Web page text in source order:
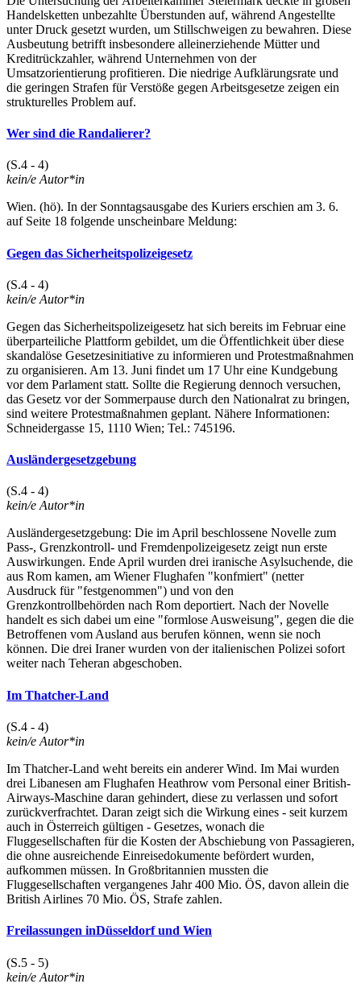
Handelsketten unbezahlte Überstunden auf, während Angestellte
unter Druck gesetzt wurden, um Stillschweigen zu bewahren. Diese
Ausbeutung betrifft insbesondere alleinerziehende Mütter und
Kreditrückzahler, während Unternehmen von der
Umsatzorientierung profitieren. Die niedrige Aufklärungsrate und
die geringen Strafen für Verstöße gegen Arbeitsgesetze zeigen ein
strukturelles Problem auf.
Wer sind die Randalierer?
(S.4 - 4)
kein/e Autor*in
Wien. (hö). In der Sonntagsausgabe des Kuriers erschien am 3. 6.
auf Seite 18 folgende unscheinbare Meldung:
Gegen das Sicherheitspolizeigesetz
(S.4 - 4)
kein/e Autor*in
Gegen das Sicherheitspolizeigesetz hat sich bereits im Februar eine
überparteiliche Plattform gebildet, um die Öffentlichkeit über diese
skandalöse Gesetzesinitiative zu informieren und Protestmaßnahmen
zu organisieren. Am 13. Juni findet um 17 Uhr eine Kundgebung
vor dem Parlament statt. Sollte die Regierung dennoch versuchen,
das Gesetz vor der Sommerpause durch den Nationalrat zu bringen,
sind weitere Protestmaßnahmen geplant. Nähere Informationen:
Schneidergasse 15, 1110 Wien; Tel.: 745196.
Ausländergesetzgebung
(S.4 - 4)
kein/e Autor*in
Ausländergesetzgebung: Die im April beschlossene Novelle zum
Pass-, Grenzkontroll- und Fremdenpolizeigesetz zeigt nun erste
Auswirkungen. Ende April wurden drei iranische Asylsuchende, die
aus Rom kamen, am Wiener Flughafen "konfmiert" (netter
Ausdruck für "festgenommen") und von den
Grenzkontrollbehörden nach Rom deportiert. Nach der Novelle
handelt es sich dabei um eine "formlose Ausweisung", gegen die die
Betroffenen vom Ausland aus berufen können, wenn sie noch
können. Die drei Iraner wurden von der italienischen Polizei sofort
weiter nach Teheran abgeschoben.
Im Thatcher-Land
(S.4 - 4)
kein/e Autor*in
Im Thatcher-Land weht bereits ein anderer Wind. Im Mai wurden
drei Libanesen am Flughafen Heathrow vom Personal einer British-
Airways-Maschine daran gehindert, diese zu verlassen und sofort
zurückverfrachtet. Daran zeigt sich die Wirkung eines - seit kurzem
auch in Österreich gültigen - Gesetzes, wonach die
Fluggesellschaften für die Kosten der Abschiebung von Passagieren,
die ohne ausreichende Einreisedokumente befördert wurden,
aufkommen müssen. In Großbritannien mussten die
Fluggesellschaften vergangenes Jahr 400 Mio. ÖS, davon allein die
British Airlines 70 Mio. ÖS, Strafe zahlen.
Freilassungen inDüsseldorf und Wien
(S.5 - 5)
kein/e Autor*in